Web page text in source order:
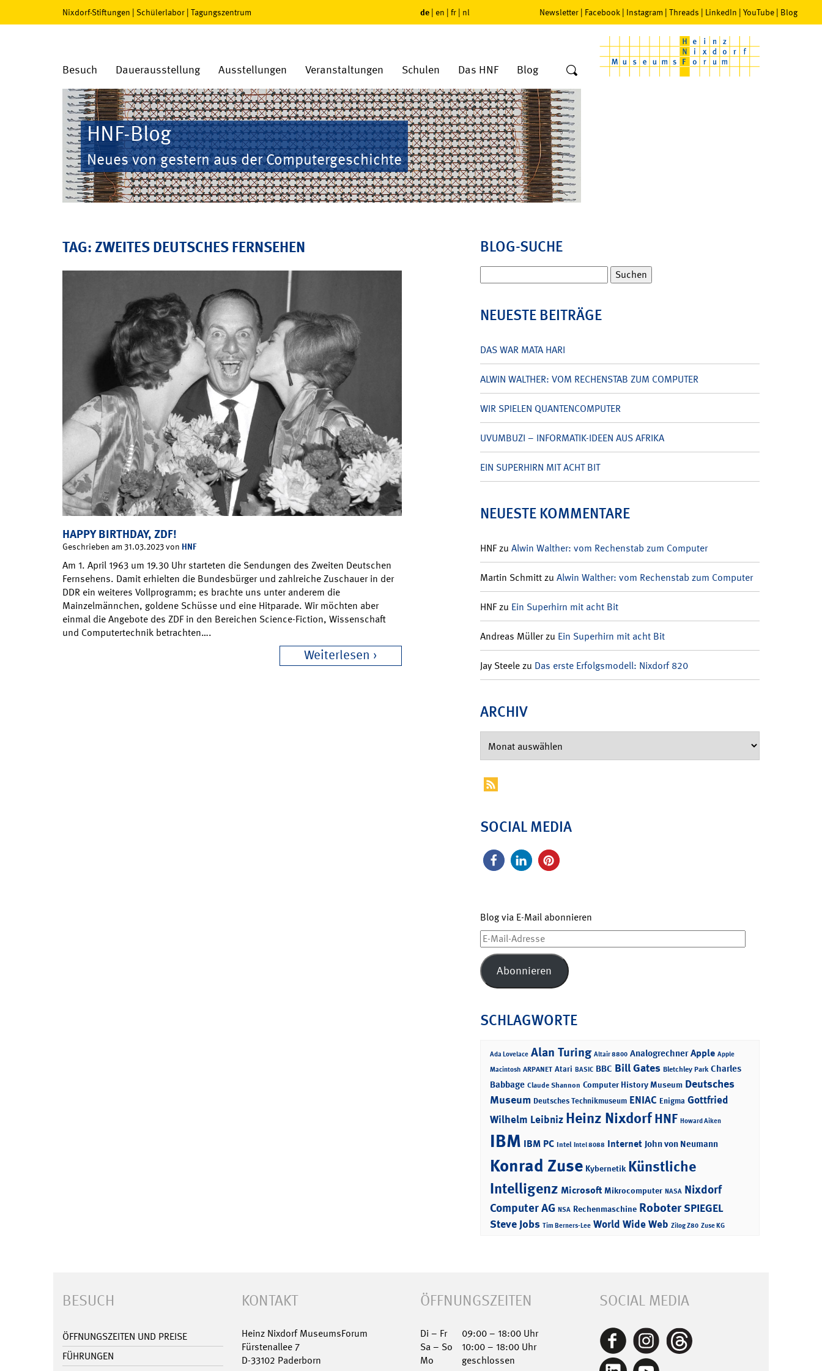
Nixdorf-Stiftungen | Schülerlabor | Tagungszentrum de | en | fr | nl Newsletter | Facebook | Instagram | Threads | LinkedIn | YouTube | Blog
Besuch Dauerausstellung Ausstellungen Veranstaltungen Schulen Das HNF Blog
HNF-Blog
Neues von gestern aus der Computergeschichte
TAG: ZWEITES DEUTSCHES FERNSEHEN
HAPPY BIRTHDAY, ZDF!
Geschrieben am 31.03.2023 von HNF
Am 1. April 1963 um 19.30 Uhr starteten die Sendungen des Zweiten Deutschen
Fernsehens. Damit erhielten die Bundesbürger und zahlreiche Zuschauer in der
DDR ein weiteres Vollprogramm; es brachte uns unter anderem die
Mainzelmännchen, goldene Schüsse und eine Hitparade. Wir möchten aber
einmal die Angebote des ZDF in den Bereichen Science-Fiction, Wissenschaft
und Computertechnik betrachten….
Weiterlesen
BLOG-SUCHE
nach:
NEUESTE BEITRÄGE
DAS WAR MATA HARI
ALWIN WALTHER: VOM RECHENSTAB ZUM COMPUTER
WIR SPIELEN QUANTENCOMPUTER
UVUMBUZI – INFORMATIK-IDEEN AUS AFRIKA
EIN SUPERHIRN MIT ACHT BIT
NEUESTE KOMMENTARE
HNFzu Alwin Walther: vom Rechenstab zum Computer
Martin Schmittzu Alwin Walther: vom Rechenstab zum Computer
HNFzu Ein Superhirn mit acht Bit
Andreas Müllerzu Ein Superhirn mit acht Bit
Jay Steelezu Das erste Erfolgsmodell: Nixdorf 820
ARCHIV
SOCIAL MEDIA
Blog via E-Mail abonnieren
E-
Mail-
Adresse
Abonnieren
SCHLAGWORTE
Ada Lovelace Alan Turing Altair 8800 Analogrechner Apple Apple
Macintosh ARPANET Atari BASIC BBC Bill Gates Bletchley Park Charles
Babbage Claude Shannon Computer History Museum Deutsches
Museum Deutsches Technikmuseum ENIAC Enigma Gottfried
Wilhelm Leibniz Heinz NixdorfHNF Howard Aiken
IBM IBM PC Intel Intel 8088 Internet John von Neumann
Konrad Zuse Kybernetik Künstliche
Intelligenz Microsoft Mikrocomputer NASA Nixdorf
Computer AG NSA Rechenmaschine RoboterSPIEGEL
Steve Jobs Tim Berners-Lee World Wide Web Zilog Z80 Zuse KG
BESUCH
ÖFFNUNGSZEITEN UND PREISE
FÜHRUNGEN
KONTAKT
Heinz Nixdorf MuseumsForum
Fürstenallee 7
D-33102 Paderborn
ÖFFNUNGSZEITEN
Di – Fr
09:00 – 18:00 Uhr
Sa – So
10:00 – 18:00 Uhr
Mo
geschlossen
SOCIAL MEDIA